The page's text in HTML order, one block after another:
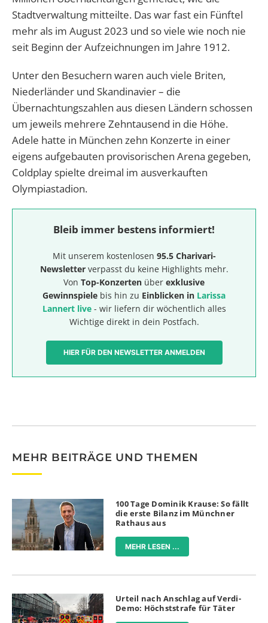
Stadtverwaltung mitteilte. Das war fast ein Fünftel
mehr als im August 2023 und so viele wie noch nie
seit Beginn der Aufzeichnungen im Jahre 1912.
Unter den Besuchern waren auch viele Briten,
Niederländer und Skandinavier – die
Übernachtungszahlen aus diesen Ländern schossen
um jeweils mehrere Zehntausend in die Höhe.
Adele hatte in München zehn Konzerte in einer
eigens aufgebauten provisorischen Arena gegeben,
Coldplay spielte dreimal im ausverkauften
Olympiastadion.
Bleib immer bestens informiert!
Mit unserem kostenlosen 95.5 Charivari-
Newsletterverpasst du keine Highlights mehr.
Von Top-Konzerten über exklusive
Gewinnspiele bis hin zu Einblicken in Larissa
Lannert live- wir liefern dir wöchentlich alles
Wichtige direkt in dein Postfach.
HIER FÜR DEN NEWSLETTER ANMELDEN
MEHR BEITRÄGE UND THEMEN
100 Tage Dominik Krause: So fällt
die erste Bilanz im Münchner
Rathaus aus
MEHR LESEN ...
Urteil nach Anschlag auf Verdi-
Demo: Höchststrafe für Täter